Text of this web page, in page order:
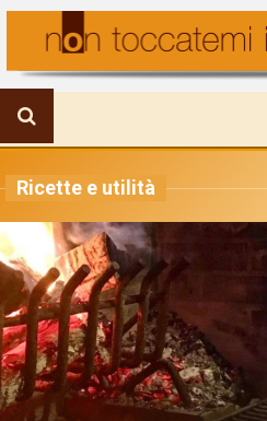
IL MONDO DELLA PRODUZIONE
VIAGGI E FORMAGGI
RICETTE E UTILITA’
ATTUALITA’
CHI SIAMO
Ricette e utilità